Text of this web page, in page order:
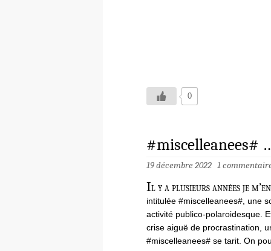
0
#miscelleanees#
19 décembre 2022 1
Il y a plusieurs années je
intitulée #miscelleanees#, une
activité publico-polaroidesque.
crise aiguë de procrastination,
#miscelleanees# se tarit. On